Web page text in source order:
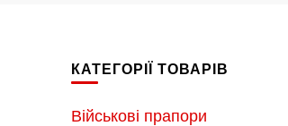
КАТЕГОРІЇ ТОВАРІВ
Військові прапори